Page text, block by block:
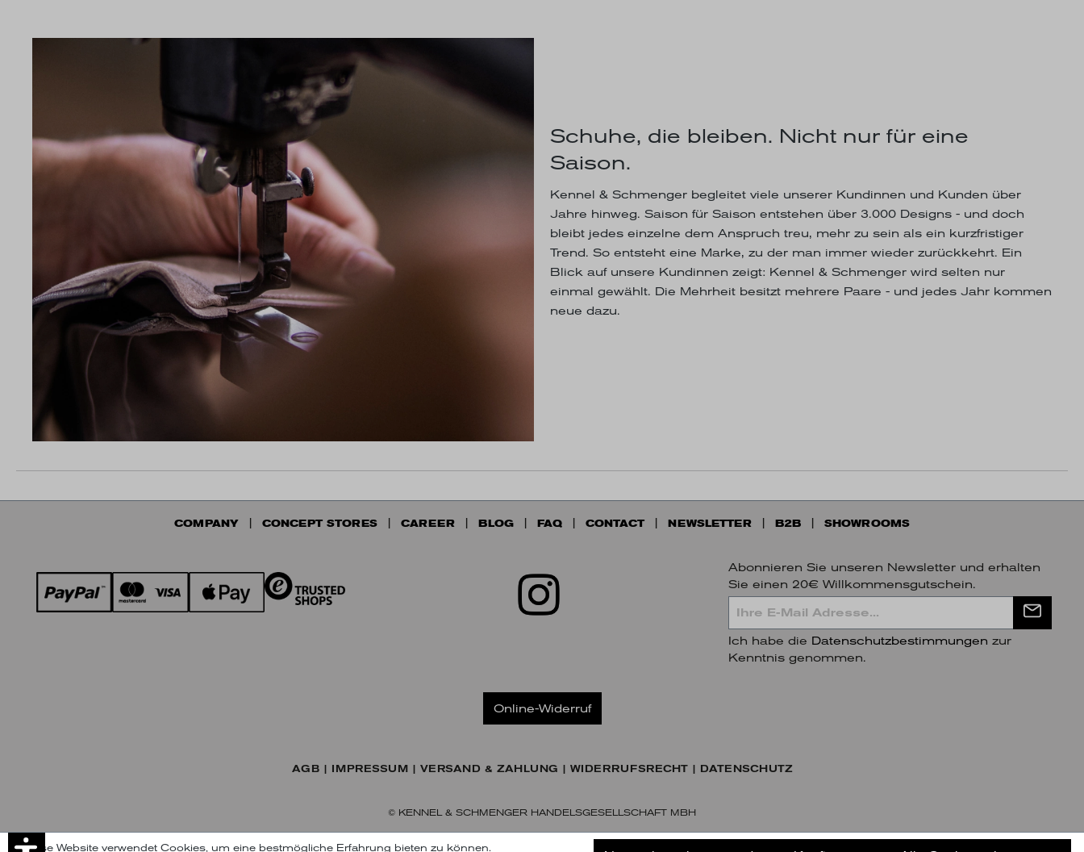
Schuhe, die bleiben. Nicht nur für eine
Saison.
Kennel & Schmenger begleitet viele unserer Kundinnen und Kunden über
Jahre hinweg. Saison für Saison entstehen über 3.000 Designs - und doch
bleibt jedes einzelne dem Anspruch treu, mehr zu sein als ein kurzfristiger
Trend. So entsteht eine Marke, zu der man immer wieder zurückkehrt. Ein
Blick auf unsere Kundinnen zeigt: Kennel & Schmenger wird selten nur
einmal gewählt. Die Mehrheit besitzt mehrere Paare - und jedes Jahr kommen
neue dazu.
COMPANY CONCEPT STORES CAREER BLOG FAQ CONTACT NEWSLETTER B2B SHOWROOMS
Abonnieren Sie unseren Newsletter und erhalten
Sie einen 20€ Willkommensgutschein.
Ich habe die Datenschutzbestimmungen zur
Kenntnis genommen.
Online-Widerruf
AGB IMPRESSUM VERSAND & ZAHLUNG WIDERRUFSRECHT DATENSCHUTZ
© KENNEL & SCHMENGER HANDELSGESELLSCHAFT MBH
Diese Website verwendet Cookies, um eine bestmögliche Erfahrung bieten zu können.